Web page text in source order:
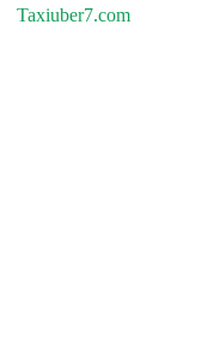
Taxiuber7.com